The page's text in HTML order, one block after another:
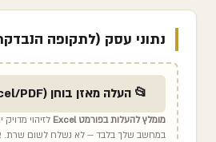
נתוני עסק (לתקופה
📂 העלה מאזן בוחן (Excel/PDF)
מומלץ להעלות בפורמט Excel
לזיהוי
במחשב שלך בלבד — לא נשלח לשום שרת.